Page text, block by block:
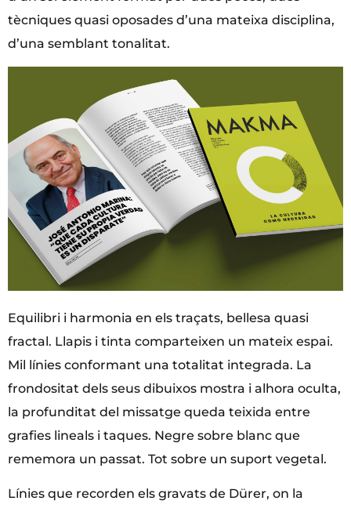
tècniques quasi oposades d’una mateixa disciplina,
d’una semblant tonalitat.
Equilibri i harmonia en els traçats, bellesa quasi
fractal. Llapis i tinta comparteixen un mateix espai.
Mil línies conformant una totalitat integrada. La
frondositat dels seus dibuixos mostra i alhora oculta,
la profunditat del missatge queda teixida entre
grafies lineals i taques. Negre sobre blanc que
rememora un passat. Tot sobre un suport vegetal.
Línies que recorden els gravats de Dürer, on la